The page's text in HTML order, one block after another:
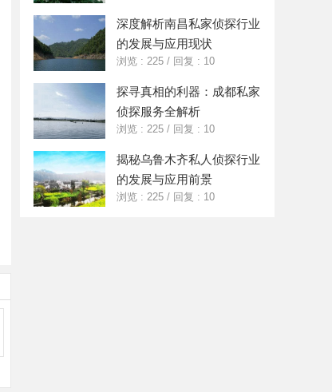
深度解析南昌私家侦探行业
的发展与应用现状
浏览 : 225 / 回复 : 10
探寻真相的利器：成都私家
侦探服务全解析
浏览 : 225 / 回复 : 10
揭秘乌鲁木齐私人侦探行业
的发展与应用前景
浏览 : 225 / 回复 : 10